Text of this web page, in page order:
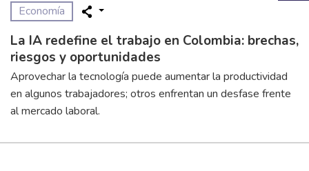
Economía
La IA redefine el trabajo en Colombia: brechas,
riesgos y oportunidades
Aprovechar la tecnología puede aumentar la productividad
en algunos trabajadores; otros enfrentan un desfase frente
al mercado laboral.